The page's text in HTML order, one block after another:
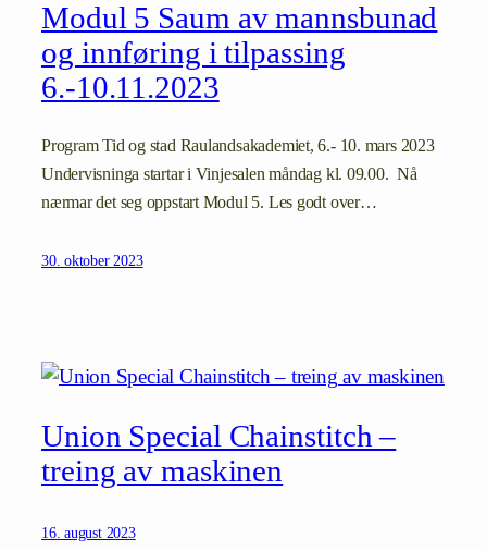
Modul 5 Saum av mannsbunad
og innføring i tilpassing
6.-10.11.2023
Program Tid og stad Raulandsakademiet, 6.- 10. mars 2023
Undervisninga startar i Vinjesalen måndag kl. 09.00. Nå
nærmar det seg oppstart Modul 5. Les godt over…
30. oktober 2023
Union Special Chainstitch –
treing av maskinen
16. august 2023